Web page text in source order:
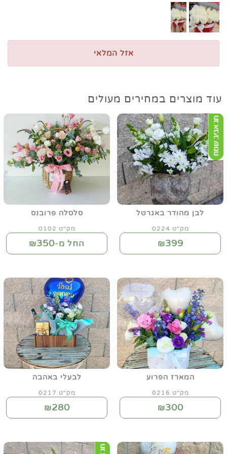
אזל המלאי
עוד מוצרים במחירים מעולים
לבן מהודר באגרטל
מק"ט 0224
₪399
סלסלה פרובנס
מק"ט 0102
החל מ-₪350
המארז הפרוע
מק"ט 0216
₪300
לבעלי באהבה
מק"ט 0217
₪280